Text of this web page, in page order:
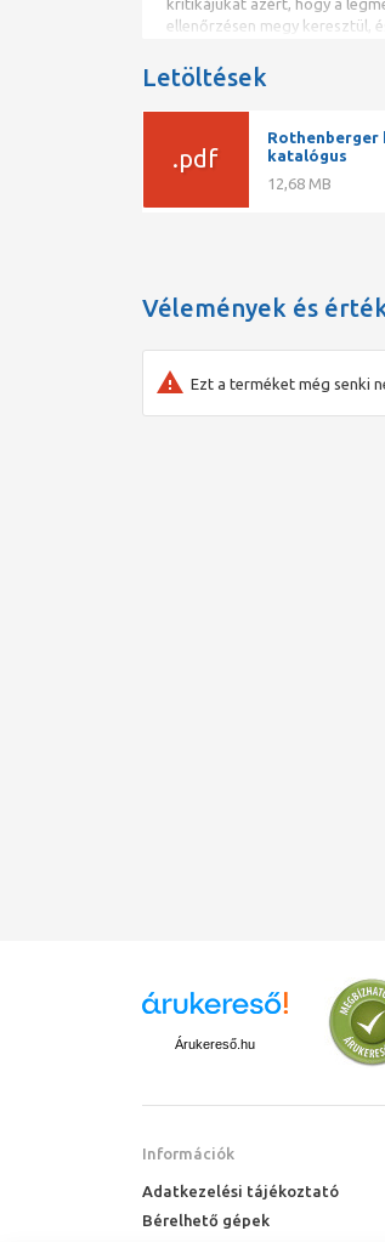
kritikájukat azért, hogy a
ellenőrzésen megy keresztül,
Letöltések
.pdf
Rothenberger
katalógus
12,68 MB
Vélemények és
Ezt a terméket még senki
Árukereső.hu
Információk
Adatkezelési tájékoztató
Bérelhető gépek